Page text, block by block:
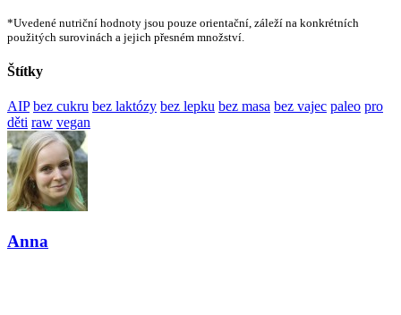
*Uvedené nutriční hodnoty jsou pouze orientační, záleží na konkrétních
použitých surovinách a jejich přesném množství.
Štítky
AIP bez cukru bez laktózy bez lepku bez masa bez vajec paleo pro
děti raw vegan
Anna